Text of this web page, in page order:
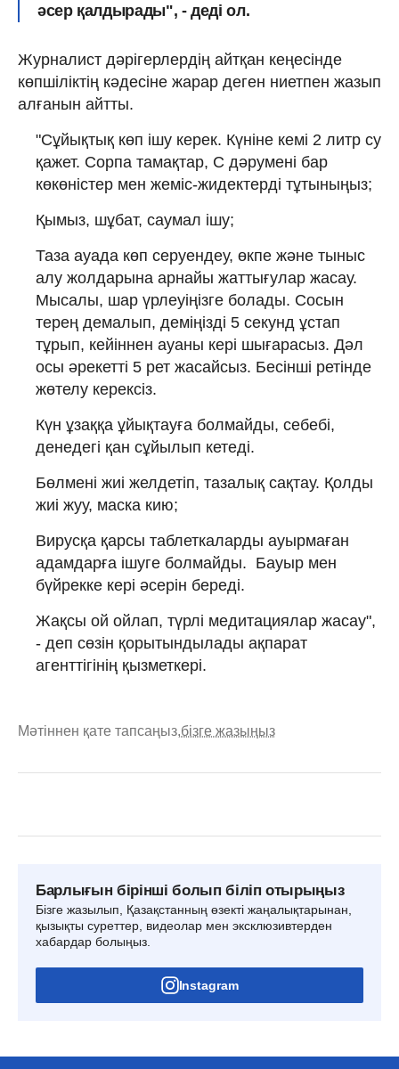
әсер қалдырады", - деді ол.
Журналист дәрігерлердің айтқан кеңесінде
көпшіліктің кәдесіне жарар деген ниетпен жазып
алғанын айтты.
"Сұйықтық көп ішу керек. Күніне кемі 2 литр су
қажет. Сорпа тамақтар, С дәрумені бар
көкөністер мен жеміс-жидектерді тұтыныңыз;
Қымыз, шұбат, саумал ішу;
Таза ауада көп серуендеу, өкпе және тыныс
алу жолдарына арнайы жаттығулар жасау.
Мысалы, шар үрлеуіңізге болады. Сосын
терең демалып, деміңізді 5 секунд ұстап
тұрып, кейіннен ауаны кері шығарасыз. Дәл
осы әрекетті 5 рет жасайсыз. Бесінші ретінде
жөтелу керексіз.
Күн ұзаққа ұйықтауға болмайды, себебі,
денедегі қан сұйылып кетеді.
Бөлмені жиі желдетіп, тазалық сақтау. Қолды
жиі жуу, маска кию;
Вирусқа қарсы таблеткаларды ауырмаған
адамдарға ішуге болмайды. Бауыр мен
бүйрекке кері әсерін береді.
Жақсы ой ойлап, түрлі медитациялар жасау",
- деп сөзін қорытындылады ақпарат
агенттігінің қызметкері.
Мәтіннен қате тапсаңыз,бізге жазыңыз
Барлығын бірінші болып біліп отырыңыз
Бізге жазылып, Қазақстанның өзекті жаңалықтарынан,
қызықты суреттер, видеолар мен эксклюзивтерден
хабардар болыңыз.
Instagram